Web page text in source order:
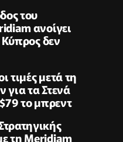
του
ανοίγει
Κύπρος δεν
τιμές μετά τη
τα Στενά
το μπρεντ
τη Meridiam